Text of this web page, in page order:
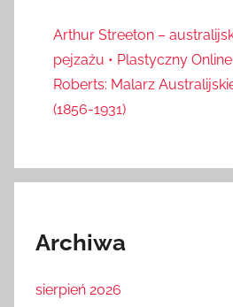
Arthur Streeton –
pejzażu • Plastyczny
Roberts: Malarz
(1856-1931)
Archiwa
sierpień 2026